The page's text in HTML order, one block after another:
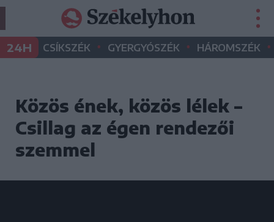
24H CSÍKSZÉK • GYERGYÓSZÉK • HÁROMSZÉK •
Közös ének, közös lélek –
Csillag az égen rendezői
szemmel